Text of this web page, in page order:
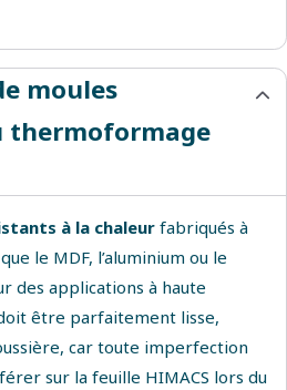
moules
thermoformage
à la chaleur fabriqués à
le MDF, l’aluminium ou le
des applications à haute
être parfaitement lisse,
car toute imperfection
sur la feuille HIMACS lors du